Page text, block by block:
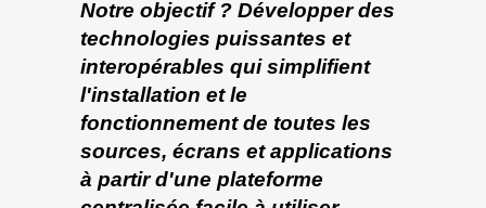
Notre objectif ? Développer des
technologies puissantes et
interopérables qui simplifient
l'installation et le
fonctionnement de toutes les
sources, écrans et applications
à partir d'une plateforme